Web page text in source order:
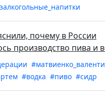
почему в России
производство пива и
#водка #пиво #сидр